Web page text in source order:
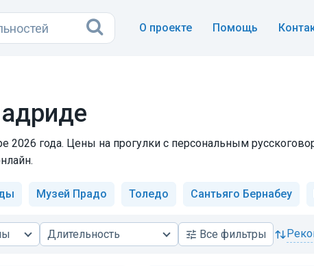
О проекте Помощь
2026 года. Цены на прогулки с персональным
Музей Прадо Толедо Сантьяго Бернабеу
Длительность Все фильтры